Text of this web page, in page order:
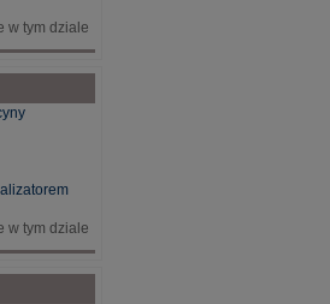
w tym dziale
w tym dziale